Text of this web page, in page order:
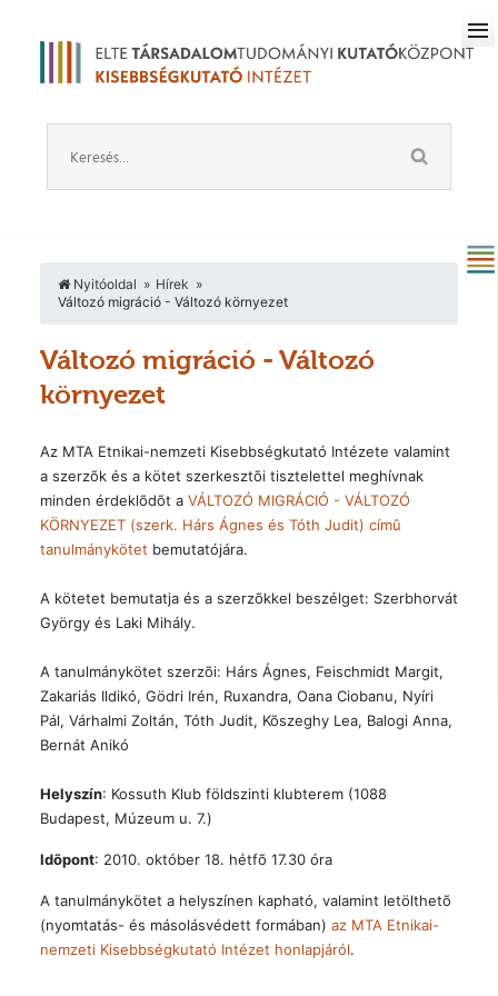
Nyitóoldal
Hírek
Változó migráció - Változó környezet
Változó migráció - Változó
környezet
Az MTA Etnikai-nemzeti Kisebbségkutató Intézete valamint
a szerzõk és a kötet szerkesztõi tisztelettel meghívnak
minden érdeklõdõt a VÁLTOZÓ MIGRÁCIÓ - VÁLTOZÓ
KÖRNYEZET (szerk. Hárs Ágnes és Tóth Judit) címû
tanulmánykötet bemutatójára.
A kötetet bemutatja és a szerzõkkel beszélget: Szerbhorvát
György és Laki Mihály.
A tanulmánykötet szerzõi: Hárs Ágnes, Feischmidt Margit,
Zakariás Ildikó, Gödri Irén, Ruxandra, Oana Ciobanu, Nyíri
Pál, Várhalmi Zoltán, Tóth Judit, Kõszeghy Lea, Balogi Anna,
Bernát Anikó
Helyszín: Kossuth Klub földszinti klubterem (1088
Budapest, Múzeum u. 7.)
Idõpont: 2010. október 18. hétfõ 17.30 óra
A tanulmánykötet a helyszínen kapható, valamint letölthetõ
(nyomtatás- és másolásvédett formában) az MTA Etnikai-
nemzeti Kisebbségkutató Intézet honlapjáról.